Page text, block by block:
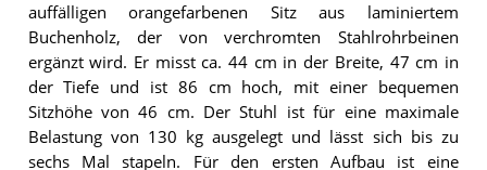
auffälligen orangefarbenen Sitz aus laminiertem
Buchenholz, der von verchromten Stahlrohrbeinen
ergänzt wird. Er misst ca. 44 cm in der Breite, 47 cm in
der Tiefe und ist 86 cm hoch, mit einer bequemen
Sitzhöhe von 46 cm. Der Stuhl ist für eine maximale
Belastung von 130 kg ausgelegt und lässt sich bis zu
sechs Mal stapeln. Für den ersten Aufbau ist eine